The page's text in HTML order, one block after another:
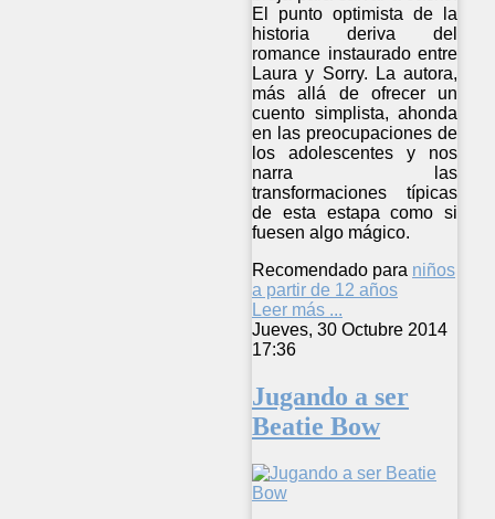
El punto optimista de la
historia deriva del
romance instaurado entre
Laura y Sorry. La autora,
más allá de ofrecer un
cuento simplista, ahonda
en las preocupaciones de
los adolescentes y nos
narra las
transformaciones típicas
de esta estapa como si
fuesen algo mágico.
Recomendado para niños
a partir de 12 años
Leer más ...
Jueves, 30 Octubre 2014
17:36
Jugando a ser
Beatie Bow